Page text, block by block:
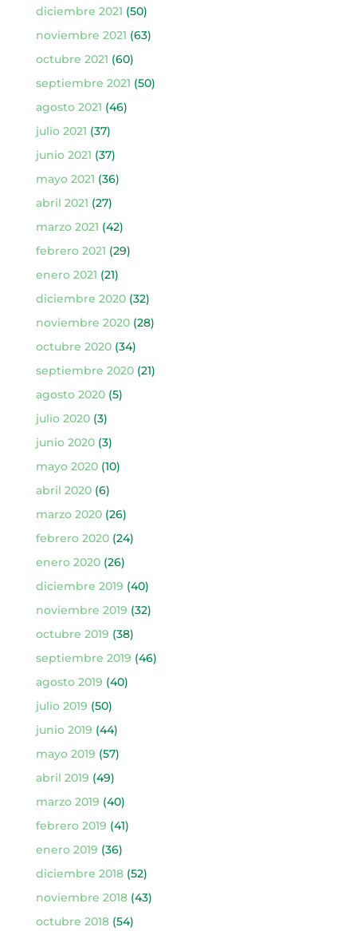
diciembre 2021 (50)
noviembre 2021 (63)
octubre 2021 (60)
septiembre 2021 (50)
agosto 2021 (46)
julio 2021 (37)
junio 2021 (37)
mayo 2021 (36)
abril 2021 (27)
marzo 2021 (42)
febrero 2021 (29)
enero 2021 (21)
diciembre 2020(32)
noviembre 2020(28)
octubre 2020(34)
septiembre 2020(21)
agosto 2020(5)
julio 2020(3)
junio 2020(3)
mayo 2020(10)
abril 2020(6)
marzo 2020(26)
febrero 2020(24)
enero 2020(26)
diciembre 2019 (40)
noviembre 2019 (32)
octubre 2019 (38)
septiembre 2019 (46)
agosto 2019 (40)
julio 2019 (50)
junio 2019 (44)
mayo 2019 (57)
abril 2019 (49)
marzo 2019 (40)
febrero 2019 (41)
enero 2019 (36)
diciembre 2018(52)
noviembre 2018(43)
octubre 2018(54)